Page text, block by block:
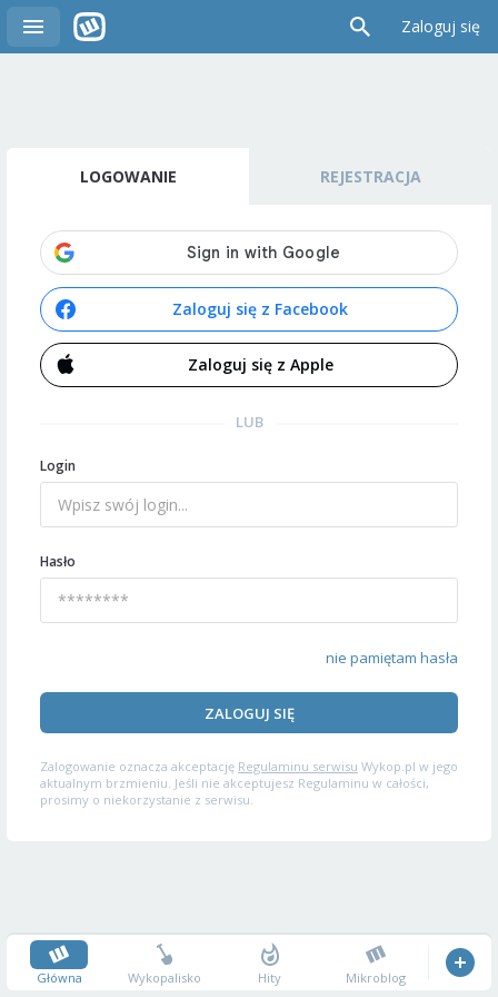
Zaloguj się
LOGOWANIE REJESTRACJA
Zaloguj się z Facebook
Zaloguj się z Apple
LUB
Login
Hasło
nie pamiętam hasła
ZALOGUJ SIĘ
Zalogowanie oznacza akceptację Regulaminu serwisu Wykop.pl w jego
aktualnym brzmieniu. Jeśli nie akceptujesz Regulaminu w całości,
prosimy o niekorzystanie z serwisu.
Główna Wykopalisko Hity Mikroblog